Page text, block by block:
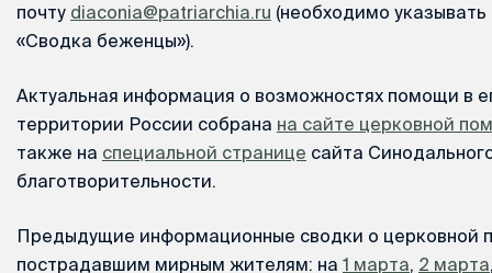
почту diaconia@patriarchia.ru (необходимо
«Сводка беженцы»).
Актуальная информация о возможностях помощи в
территории России собрана на сайте церковной
также на специальной странице сайта
благотворительности.
Предыдущие информационные сводки о церковной
пострадавшим мирным жителям: на 1 марта, 2 марта